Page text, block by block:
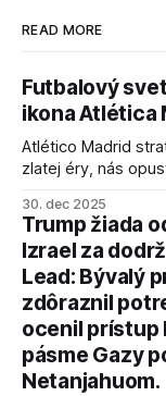
READ MORE
Futbalový
ikona Atlética
Atlético Madrid
zlatej éry, nás
30. dec 2025
Trump žiada
Izrael za
Lead: Bývalý
zdôraznil
ocenil prístup
pásme Gazy
Netanjahuom.